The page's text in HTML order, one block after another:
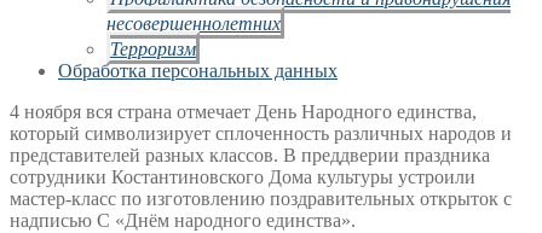
несовершеннолетних
Терроризм
Обработка персональных данных
4 ноября вся страна отмечает День Народного единства,
который символизирует сплоченность различных народов и
представителей разных классов. В преддверии праздника
сотрудники Костантиновского Дома культуры устроили
мастер-класс по изготовлению поздравительных открыток с
надписью С «Днём народного единства».